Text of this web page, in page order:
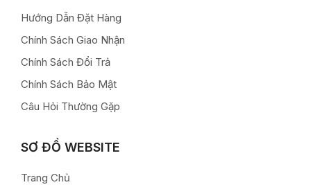
Hướng Dẫn Đặt Hàng
Chính Sách Giao Nhận
Chính Sách Đổi Trả
Chính Sách Bảo Mật
Câu Hỏi Thường Gặp
SƠ ĐỒ WEBSITE
Trang Chủ